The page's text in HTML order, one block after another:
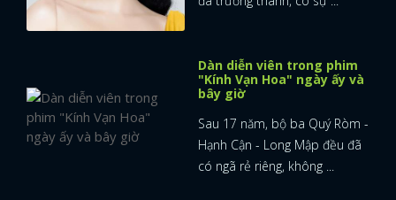
Dàn diễn viên trong phim
"Kính Vạn Hoa" ngày ấy và
bây giờ
Sau 17 năm, bộ ba Quý Ròm -
Hạnh Cận - Long Mập đều đã
có ngã rẻ riêng, không ...